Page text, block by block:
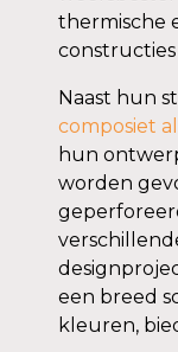
thermische
Naast hun
composiet
hun
worden
een breed
kleuren,